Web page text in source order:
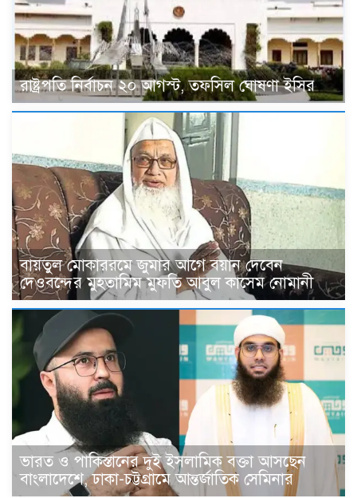
রাষ্ট্রপতি নির্বাচন ২০ আগস্ট, তফসিল ঘোষণা ইসির
বায়তুল মোকাররমে জুমার আগে বয়ান দেবেন
দেওবন্দের মুহতামিম মুফতি আবুল কাসেম নোমানী
ভারত ও পাকিস্তানের দুই ইসলামিক বক্তা আসছেন
বাংলাদেশে, ঢাকা-চট্টগ্রামে আন্তর্জাতিক সেমিনার